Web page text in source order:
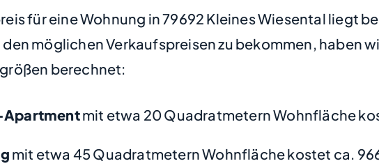
für eine Wohnung in 79692 Kleines Wiesental liegt
möglichen Verkaufspreisen zu bekommen, haben
berechnet:
Apartmentmit etwa 20 Quadratmetern Wohnfläche
mit etwa 45 Quadratmetern Wohnfläche kostet ca.